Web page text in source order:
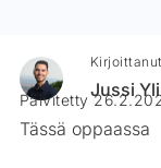
Jussi
Päivitetty
Tässä oppaassa